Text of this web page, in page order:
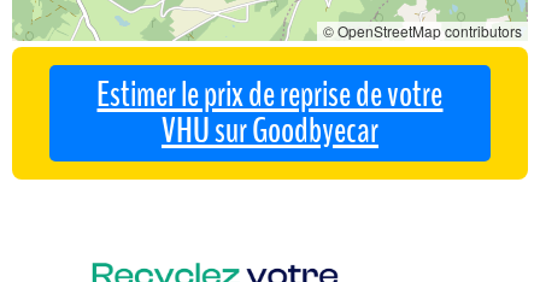
© OpenStreetMap contributors
Estimer le prix de reprise de votre
VHU sur Goodbyecar